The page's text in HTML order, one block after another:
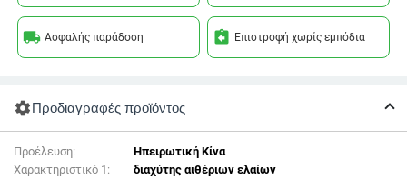
local_shipping Ασφαλής παράδοση assignment_return Επιστροφή χωρίς εμπόδια
settingsΠροδιαγραφές προϊόντος
Προέλευση:
Ηπειρωτική Κίνα
Χαρακτηριστικό 1:
διαχύτης αιθέριων ελαίων